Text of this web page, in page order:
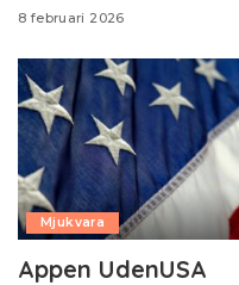
8 februari 2026
Mjukvara
Appen UdenUSA